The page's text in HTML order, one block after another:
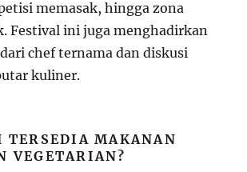
memasak, hingga zona
Festival ini juga menghadirkan
chef ternama dan diskusi
kuliner.
TERSEDIA MAKANAN
VEGETARIAN?